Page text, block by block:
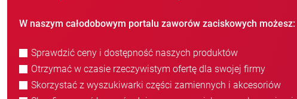
W naszym całodobowym portalu zaworów zaciskowych możesz:
Sprawdzić ceny i dostępność naszych produktów
Otrzymać w czasie rzeczywistym ofertę dla swojej firmy
Skorzystać z wyszukiwarki części zamiennych i akcesoriów